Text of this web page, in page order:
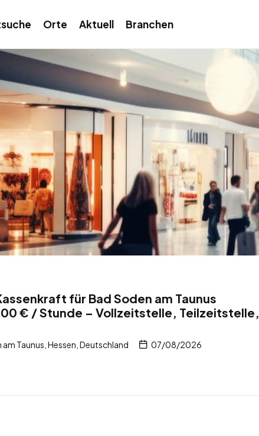
Orte Aktuell Branchen
für Bad Soden am Taunus
€ / Stunde – Vollzeitstelle, Teilzeitstelle,
Taunus, Hessen, Deutschland 07/08/2026